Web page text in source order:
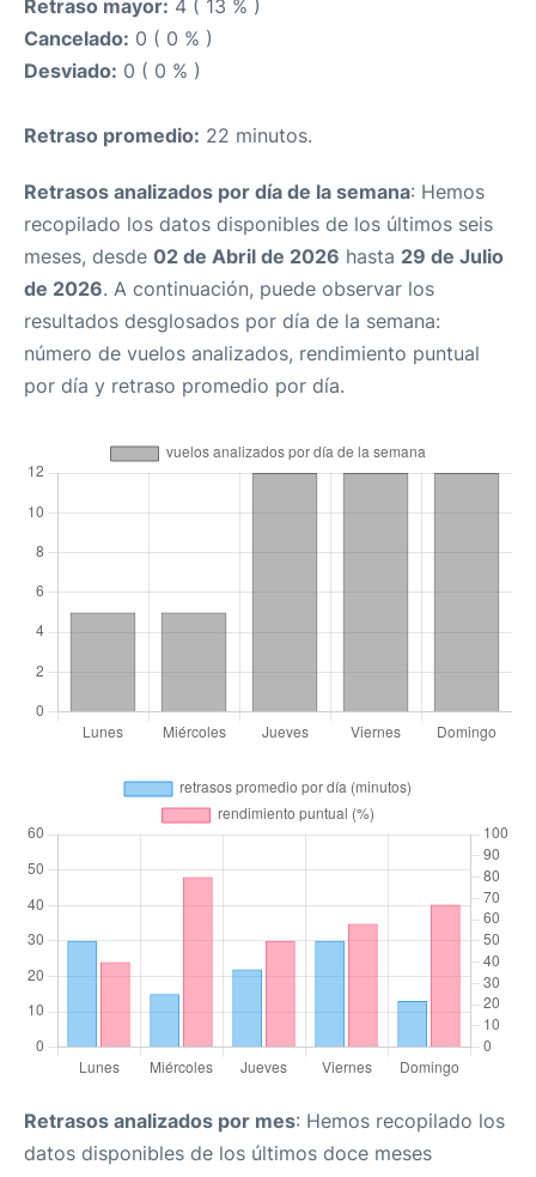
Retraso mayor: 4 ( 13 % )
Cancelado: 0 ( 0 % )
Desviado: 0 ( 0 % )
Retraso promedio: 22 minutos.
Retrasos analizados por día de la semana: Hemos
recopilado los datos disponibles de los últimos seis
meses, desde 02 de Abril de 2026 hasta 29 de Julio
de 2026. A continuación, puede observar los
resultados desglosados por día de la semana:
número de vuelos analizados, rendimiento puntual
por día y retraso promedio por día.
Retrasos analizados por mes: Hemos recopilado los
datos disponibles de los últimos doce meses